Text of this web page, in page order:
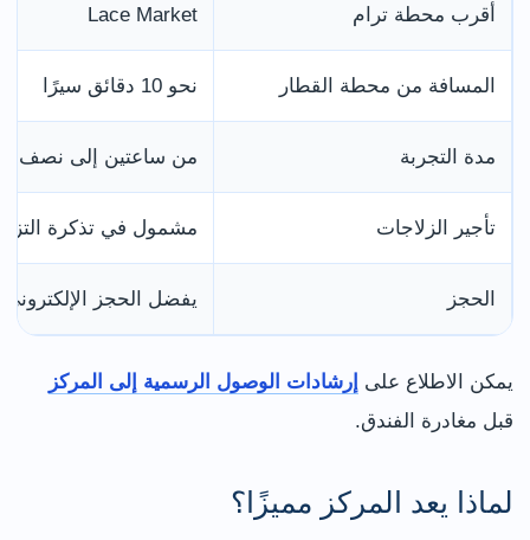
أقرب محطة ترام Lace Market
المسافة من محطة القطار نحو 10 دقائق سيرًا
مدة التجربة من ساعتين إلى نصف
تأجير الزلاجات مشمول في تذكرة
الحجز يفضل الحجز
يمكن الاطلاع على إرشادات الوصول الرسمية إلى المركز
قبل مغادرة الفندق.
لماذا يعد المركز مميزًا؟